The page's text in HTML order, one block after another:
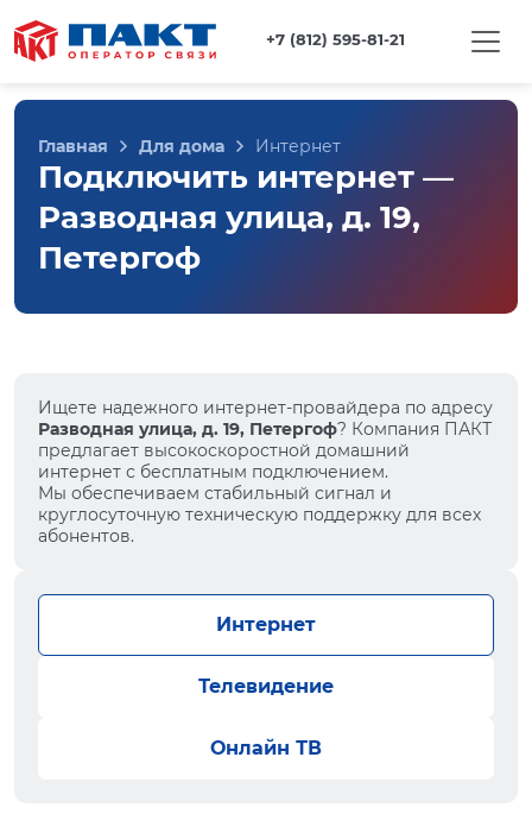
+7 (812) 595-81-21
Главная Для дома Интернет
Подключить интернет —
Разводная улица, д. 19,
Петергоф
Ищете надежного интернет-провайдера по адресу
Разводная улица, д. 19, Петергоф? Компания ПАКТ
предлагает высокоскоростной домашний
интернет с бесплатным подключением.
Мы обеспечиваем стабильный сигнал и
круглосуточную техническую поддержку для всех
абонентов.
Интернет
Телевидение
Онлайн ТВ